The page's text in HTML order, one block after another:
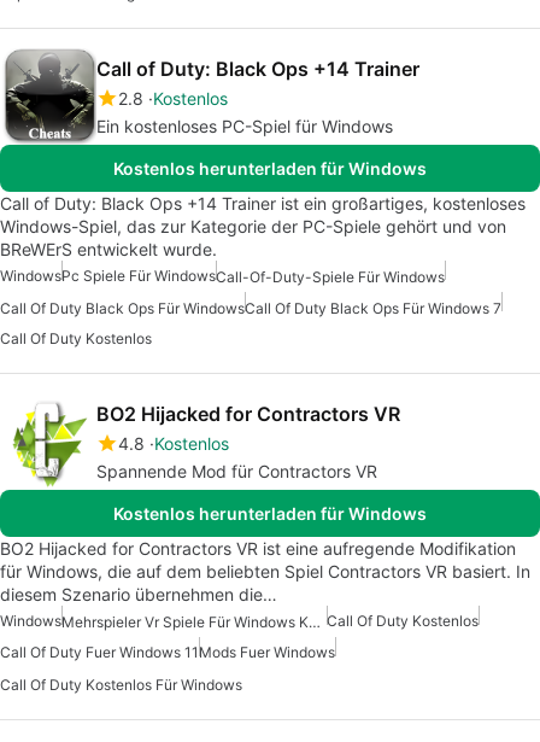
Call of Duty: Black Ops +14 Trainer
2.8 Kostenlos
Ein kostenloses PC-Spiel für Windows
Kostenlos herunterladen für Windows
Call of Duty: Black Ops +14 Trainer ist ein großartiges, kostenloses
Windows-Spiel, das zur Kategorie der PC-Spiele gehört und von
BReWErS entwickelt wurde.
WindowsPc Spiele Für WindowsCall-Of-Duty-Spiele Für Windows
Call Of Duty Black Ops Für WindowsCall Of Duty Black Ops Für Windows 7
Call Of Duty Kostenlos
BO2 Hijacked for Contractors VR
4.8 Kostenlos
Spannende Mod für Contractors VR
Kostenlos herunterladen für Windows
BO2 Hijacked for Contractors VR ist eine aufregende Modifikation
für Windows, die auf dem beliebten Spiel Contractors VR basiert. In
diesem Szenario übernehmen die…
Windows Mehrspieler Vr Spiele Für Windows Kostenlos Call Of Duty Kostenlos
Call Of Duty Fuer Windows 11Mods Fuer Windows
Call Of Duty Kostenlos Für Windows